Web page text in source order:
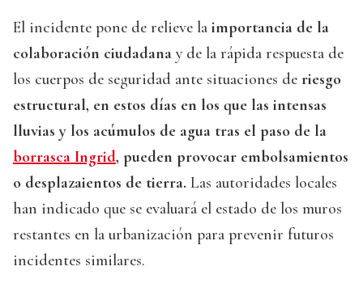
El incidente pone de relieve la importancia de la
colaboración ciudadana y de la rápida respuesta de
los cuerpos de seguridad ante situaciones de riesgo
estructural, en estos días en los que las intensas
lluvias y los acúmulos de agua tras el paso de la
borrasca Ingrid, pueden provocar embolsamientos
o desplazaientos de tierra. Las autoridades locales
han indicado que se evaluará el estado de los muros
restantes en la urbanización para prevenir futuros
incidentes similares.